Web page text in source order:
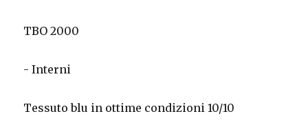
TBO 2000
- Interni
Tessuto blu in ottime condizioni 10/10